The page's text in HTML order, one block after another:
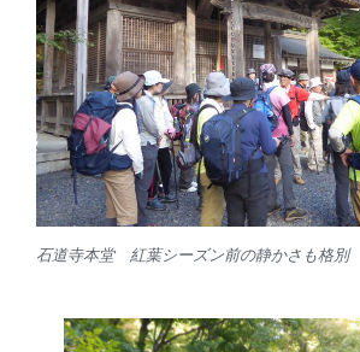
石道寺本堂 紅葉シーズン前の静かさも格別